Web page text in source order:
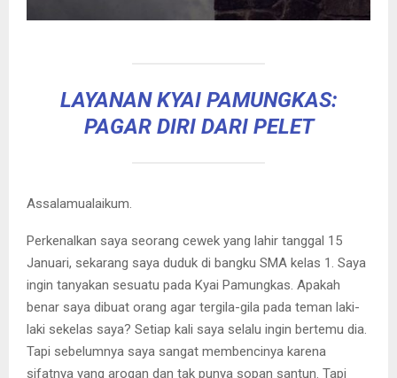
LAYANAN KYAI PAMUNGKAS:
PAGAR DIRI DARI PELET
Assalamualaikum.
Perkenalkan saya seorang cewek yang lahir tanggal 15
Januari, sekarang saya duduk di bangku SMA kelas 1. Saya
ingin tanyakan sesuatu pada Kyai Pamungkas. Apakah
benar saya dibuat orang agar tergila-gila pada teman laki-
laki sekelas saya? Setiap kali saya selalu ingin bertemu dia.
Tapi sebelumnya saya sangat membencinya karena
sifatnya yang arogan dan tak punya sopan santun. Tapi